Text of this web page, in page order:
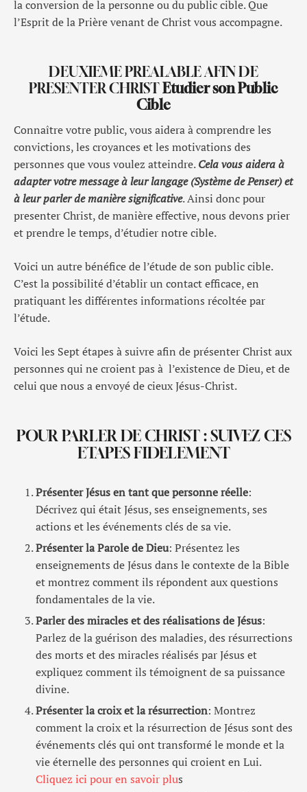
la conversion de la personne ou du public cible. Que
l’Esprit de la Prière venant de Christ vous accompagne.
DEUXIEME PREALABLE AFIN DE
PRESENTER CHRISTEtudier son Public
Cible
Connaître votre public, vous aidera à comprendre les
convictions, les croyances et les motivations des
personnes que vous voulez atteindre.Cela vous aidera à
adapter votre message à leur langage (Système de Penser) et
à leur parler de manière significative. Ainsi donc pour
presenter Christ, de manière effective, nous devons prier
et prendre le temps, d’étudier notre cible.
Voici un autre bénéfice de l’étude de son public cible.
C’est la possibilité d’établir un contact efficace, en
pratiquant les différentes informations récoltée par
l’étude.
Voici les Sept étapes à suivre afin de présenter Christ aux
personnes qui ne croient pas à l’existence de Dieu, et de
celui que nous a envoyé de cieux Jésus-Christ.
POUR PARLER DE CHRIST : SUIVEZ CES
ETAPES FIDELEMENT
Présenter Jésus en tant que personne réelle:
Décrivez qui était Jésus, ses enseignements, ses
actions et les événements clés de sa vie.
Présenter la Parole de Dieu: Présentez les
enseignements de Jésus dans le contexte de la Bible
et montrez comment ils répondent aux questions
fondamentales de la vie.
Parler des miracles et des réalisations de Jésus:
Parlez de la guérison des maladies, des résurrections
des morts et des miracles réalisés par Jésus et
expliquez comment ils témoignent de sa puissance
divine.
Présenter la croix et la résurrection: Montrez
comment la croix et la résurrection de Jésus sont des
événements clés qui ont transformé le monde et la
vie éternelle des personnes qui croient en Lui.
Cliquez ici pour en savoir plus